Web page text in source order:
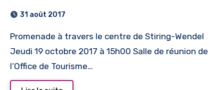
centre de Stiring-Wendel
31 août 2017
Promenade à travers le centre de Stiring-Wendel
Jeudi 19 octobre 2017 à 15h00 Salle de réunion de
l’Office de Tourisme…